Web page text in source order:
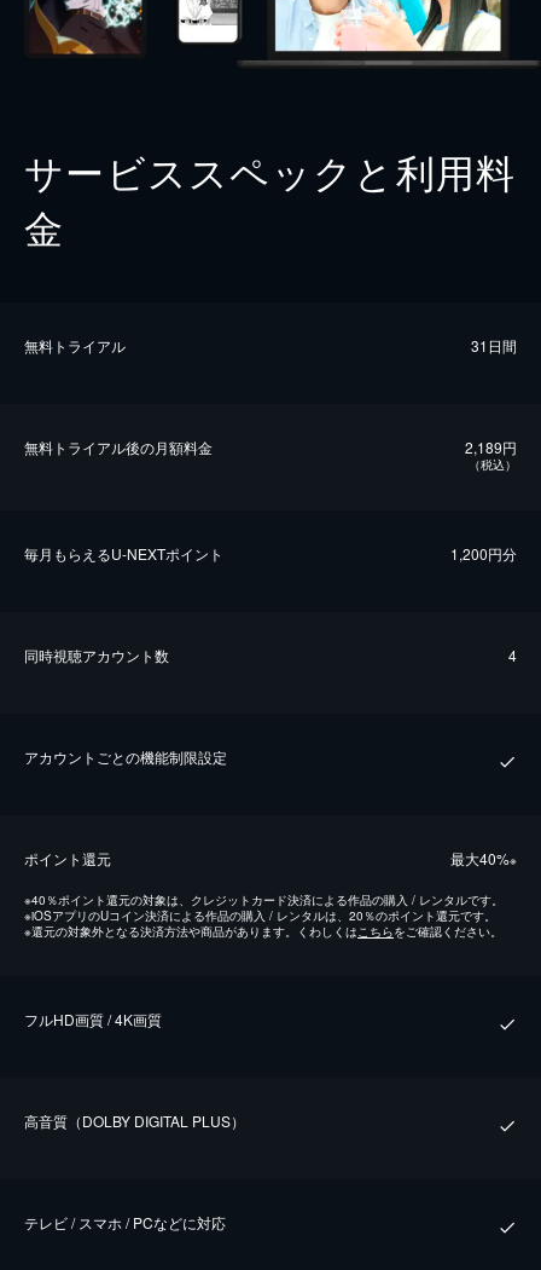
サービススペックと利用料
金
無料トライアル 31日間
無料トライアル後の⽉額料金 2,189円
（税込）
毎⽉もらえるU-NEXTポイント 1,200円分
同時視聴アカウント数 4
アカウントごとの機能制限設定
ポイント還元 最⼤40%※
※40％ポイント還元の対象は、クレジットカード決済による作品の購入 / レンタルです。
※iOSアプリのUコイン決済による作品の購入 / レンタルは、20％のポイント還元です。
※還元の対象外となる決済方法や商品があります。くわしくはこちらをご確認ください。
フルHD画質 / 4K画質
⾼⾳質（DOLBY DIGITAL PLUS）
テレビ / スマホ / PCなどに対応